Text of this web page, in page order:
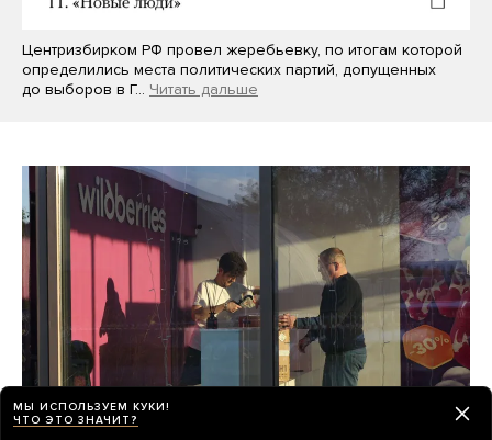
Центризбирком РФ провел жеребьевку, по итогам которой
определились места политических партий, допущенных
до выборов в Г… Читать дальше
МЫ ИСПОЛЬЗУЕМ КУКИ!
ЧТО ЭТО ЗНАЧИТ?